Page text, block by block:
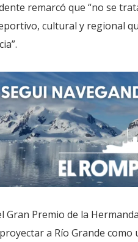
remarcó que “no se
cultural y regional
Gran Premio de la
a Río Grande